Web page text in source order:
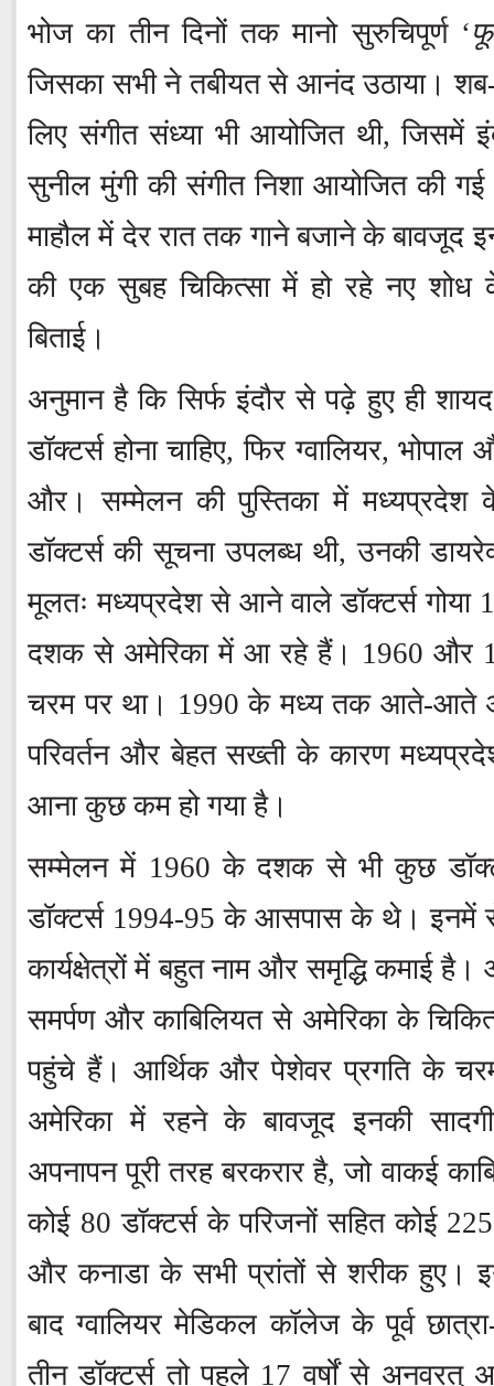
भोज का तीन दिनों तक मानो सुरुचिपूर्ण ‘
जिसका सभी ने तबीयत से आनंद उठाया।
लिए संगीत संध्या भी आयोजित थी, जिसमें
सुनील मुंगी की संगीत निशा आयोजित की
माहौल में देर रात तक गाने बजाने के बावजूद
की एक सुबह चिकित्सा में हो रहे नए शोध
बिताई।
अनुमान है कि सिर्फ इंदौर से पढ़े हुए ही
डॉक्टर्स होना चाहिए, फिर ग्वालियर,
और। सम्मेलन की पुस्तिका में मध्यप्रदेश
डॉक्टर्स की सूचना उपलब्ध थी, उनकी
मूलतः मध्यप्रदेश से आने वाले डॉक्टर्स
दशक से अमेरिका में आ रहे हैं। 1960 और
चरम पर था। 1990 के मध्य तक आते-आते
परिवर्तन और बेहत सख्ती के कारण
आना कुछ कम हो गया है।
सम्मेलन में 1960 के दशक से भी कुछ
डॉक्टर्स 1994-95 के आसपास के थे। इनमें
कार्यक्षेत्रों में बहुत नाम और समृद्धि कमाई
समर्पण और काबिलियत से अमेरिका के
पहुंचे हैं। आर्थिक और पेशेवर प्रगति के
अमेरिका में रहने के बावजूद इनकी
अपनापन पूरी तरह बरकरार है, जो वाकई
कोई 80 डॉक्टर्स के परिजनों सहित कोई
और कनाडा के सभी प्रांतों से शरीक हुए।
बाद ग्वालियर मेडिकल कॉलेज के पूर्व
तीन डॉक्टर्स तो पहले 17 वर्षों से अनवरत्‌